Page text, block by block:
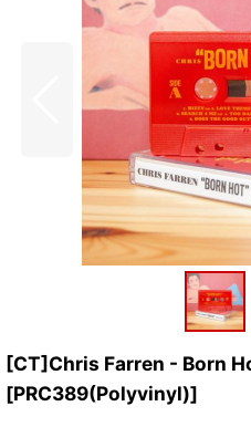
[CT]Chris Farren - Born
[PRC389(Polyvinyl)]